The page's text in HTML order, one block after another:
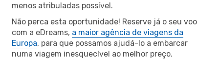
menos atribuladas possível.
Não perca esta oportunidade! Reserve já o seu voo
com a eDreams, a maior agência de viagens da
Europa, para que possamos ajudá-lo a embarcar
numa viagem inesquecível ao melhor preço.